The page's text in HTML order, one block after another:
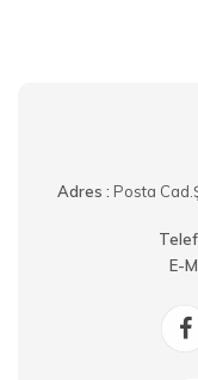
Adres : Posta
E-